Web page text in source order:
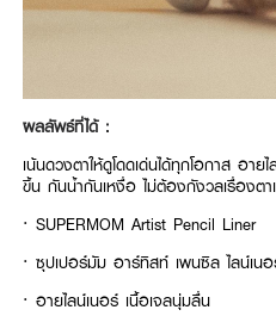
ผลลัพธ์ที่ได้ :
เน้นดวงตาให้ดูโดดเด่นได้ทุกโอกาส อาย
ขึ้น กันน้ำกันเหงื่อ ไม่ต้องกังวลเรื่องต
· SUPERMOM Artist Pencil Liner
· ซุปเปอร์มัม อาร์ทิสท์ เพนซิล ไลน์เน
· อายไลน์เนอร์ เนื้อเจลนุ่มลื่น